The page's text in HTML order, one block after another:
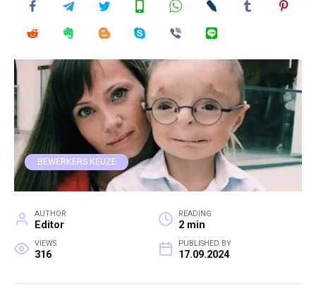
BEWERKERS KEUZE
AUTHOR
Editor
READING
2 min
VIEWS
316
PUBLISHED BY
17.09.2024